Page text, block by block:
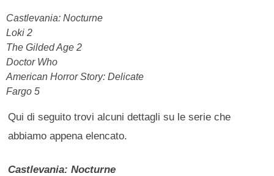
Castlevania: Nocturne
Loki 2
The Gilded Age 2
Doctor Who
American Horror Story: Delicate
Fargo 5
Qui di seguito trovi alcuni dettagli su le serie che
abbiamo appena elencato.
Castlevania: Nocturne